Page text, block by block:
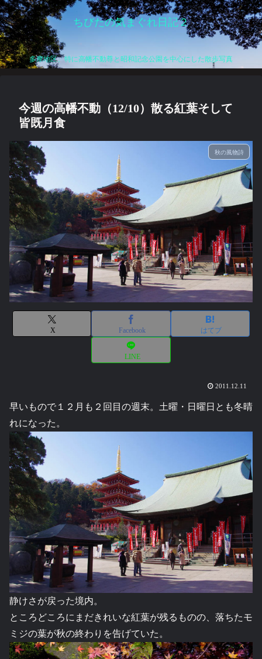
ちびたの気まぐれ日記２
多摩地区、特に高幡不動尊と昭和記念公園を中心にした散歩写真
今週の高幡不動（12/10）散る紅葉そして
皆既月食
秋の風物詩
X Facebook はてブ
LINE
2011.12.11
早いもので１２月も２回目の週末。土曜・日曜日とも冬晴
れになった。
静けさが戻った境内。
ところどころにまだきれいな紅葉が残るものの、落ちたモ
ミジの葉が秋の終わりを告げていた。